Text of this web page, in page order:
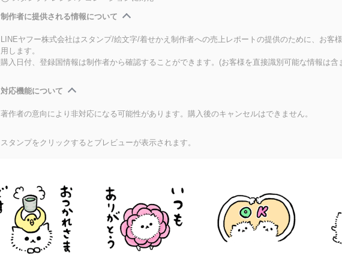
制作者に提供される情報について
LINEヤフー株式会社はスタンプ/絵文字/着せかえ制作者への売上レポートの提供のために、お客
用します。
購入日付、登録国情報は制作者から確認することができます。(お客様を直接識別可能な情報は含
対応機能について
著作者の意向により非対応になる可能性があります。購入後のキャンセルはできません。
スタンプをクリックするとプレビューが表示されます。